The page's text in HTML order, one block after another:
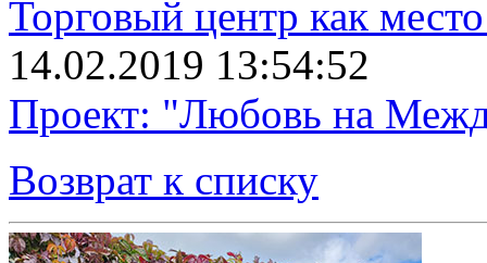
Торговый центр как
14.02.2019 13:54:52
Проект: "Любовь на
Возврат к списку